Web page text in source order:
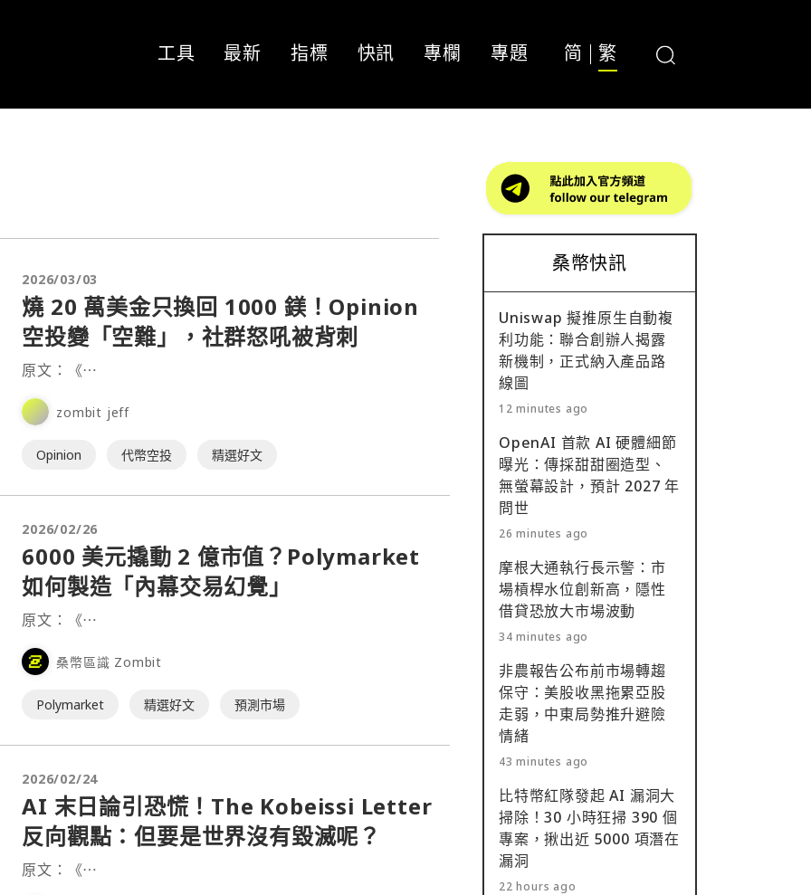
工具 最新 指標 快訊 專欄 專題 简 繁
2026/03/03
燒 20 萬美金只換回 1000 鎂！Opinion
空投變「空難」，社群怒吼被背刺
原文：《⋯
zombit jeff
Opinion 代幣空投 精選好文
2026/02/26
6000 美元撬動 2 億市值？Polymarket
如何製造「內幕交易幻覺」
原文：《⋯
桑幣區識 Zombit
Polymarket 精選好文 預測市場
2026/02/24
AI 末日論引恐慌！The Kobeissi Letter
反向觀點：但要是世界沒有毀滅呢？
原文：《⋯
桑幣快訊
Uniswap 擬推原生自動複
利功能：聯合創辦人揭露
新機制，正式納入產品路
線圖
12 minutes ago
OpenAI 首款 AI 硬體細節
曝光：傳採甜甜圈造型、
無螢幕設計，預計 2027 年
問世
26 minutes ago
摩根大通執行長示警：市
場槓桿水位創新高，隱性
借貸恐放大市場波動
34 minutes ago
非農報告公布前市場轉趨
保守：美股收黑拖累亞股
走弱，中東局勢推升避險
情緒
43 minutes ago
比特幣紅隊發起 AI 漏洞大
掃除！30 小時狂掃 390 個
專案，揪出近 5000 項潛在
漏洞
22 hours ago